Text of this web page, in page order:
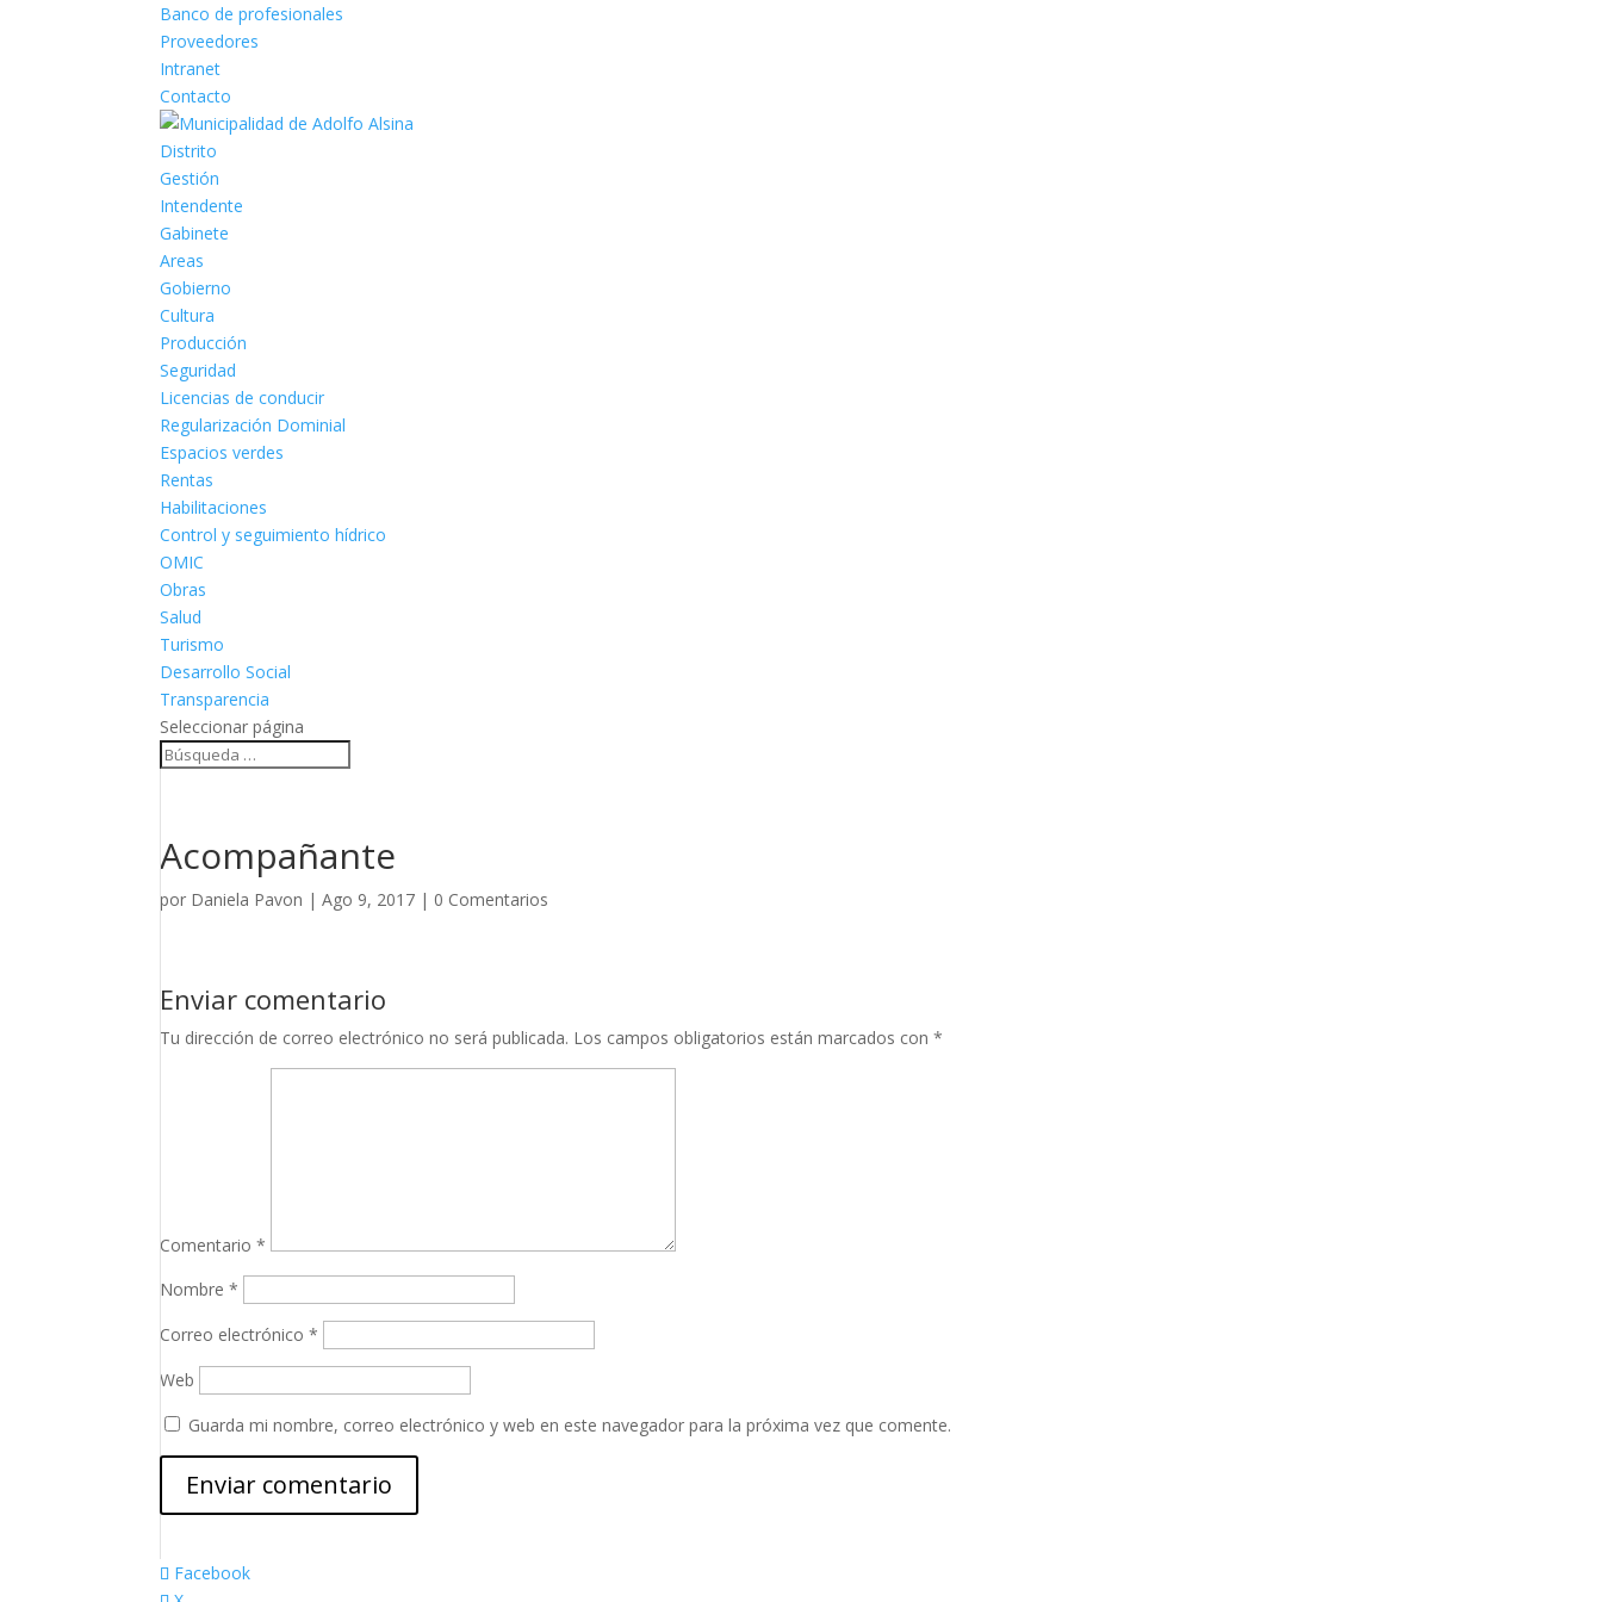
Banco de profesionales
Proveedores
Intranet
Contacto
Distrito
Gestión
Intendente
Gabinete
Areas
Gobierno
Cultura
Producción
Seguridad
Licencias de conducir
Regularización Dominial
Espacios verdes
Rentas
Habilitaciones
Control y seguimiento hídrico
OMIC
Obras
Salud
Turismo
Desarrollo Social
Transparencia
Seleccionar página
Acompañante
por Daniela Pavon |Ago 9, 2017 | 0 Comentarios
Enviar comentario
Tu dirección de correo electrónico no será publicada. Los campos obligatorios están marcados con*
Comentario*
Nombre*
Correo electrónico*
Web
Guarda mi nombre, correo electrónico y web en este navegador para la próxima vez que comente.
Facebook